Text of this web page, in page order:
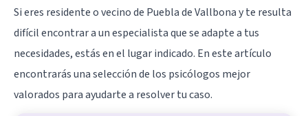
Si eres residente o vecino de Puebla de Vallbona y te resulta
difícil encontrar a un especialista que se adapte a tus
necesidades, estás en el lugar indicado. En este artículo
encontrarás una selección de los psicólogos mejor
valorados para ayudarte a resolver tu caso.